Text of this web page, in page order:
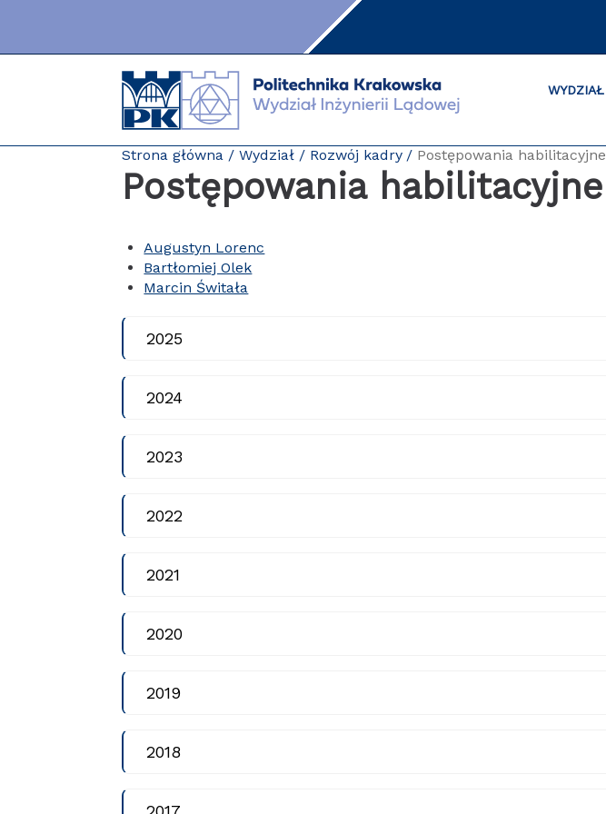
WYDZIAŁ
Strona główna Wydział Rozwój kadry Postępowania habilitacyjne
Postępowania habilitacyjne
Augustyn Lorenc
Bartłomiej Olek
Marcin Świtała
2025
2024
2023
2022
2021
2020
2019
2018